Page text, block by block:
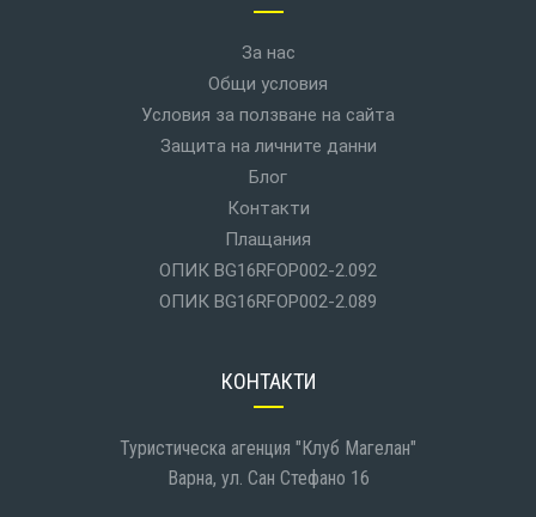
За нас
Общи условия
Условия за ползване на сайта
Защита на личните данни
Блог
Контакти
Плащания
ОПИК BG16RFOP002-2.092
ОПИК BG16RFOP002-2.089
КОНТАКТИ
Туристическа агенция "Клуб Магелан"
Варна, ул. Сан Стефано 16